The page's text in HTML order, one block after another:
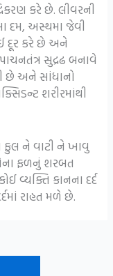
કરે છે. લીવરની
દમ, અસ્થમા જેવી
દૂર કરે છે અને
સુદ્રઢ બનાવે
છે અને સાંધાનો
શરીરમાંથી
ફુલ ને વાટી ને ખાવુ
ફળનું શરબત
વ્યક્તિ કાનના દર્દ
રાહત મળે છે.